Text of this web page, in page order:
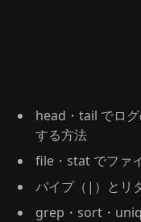
head・tail でロ
する方法
file・stat でファ
パイプ（|）とリ
grep・sort・